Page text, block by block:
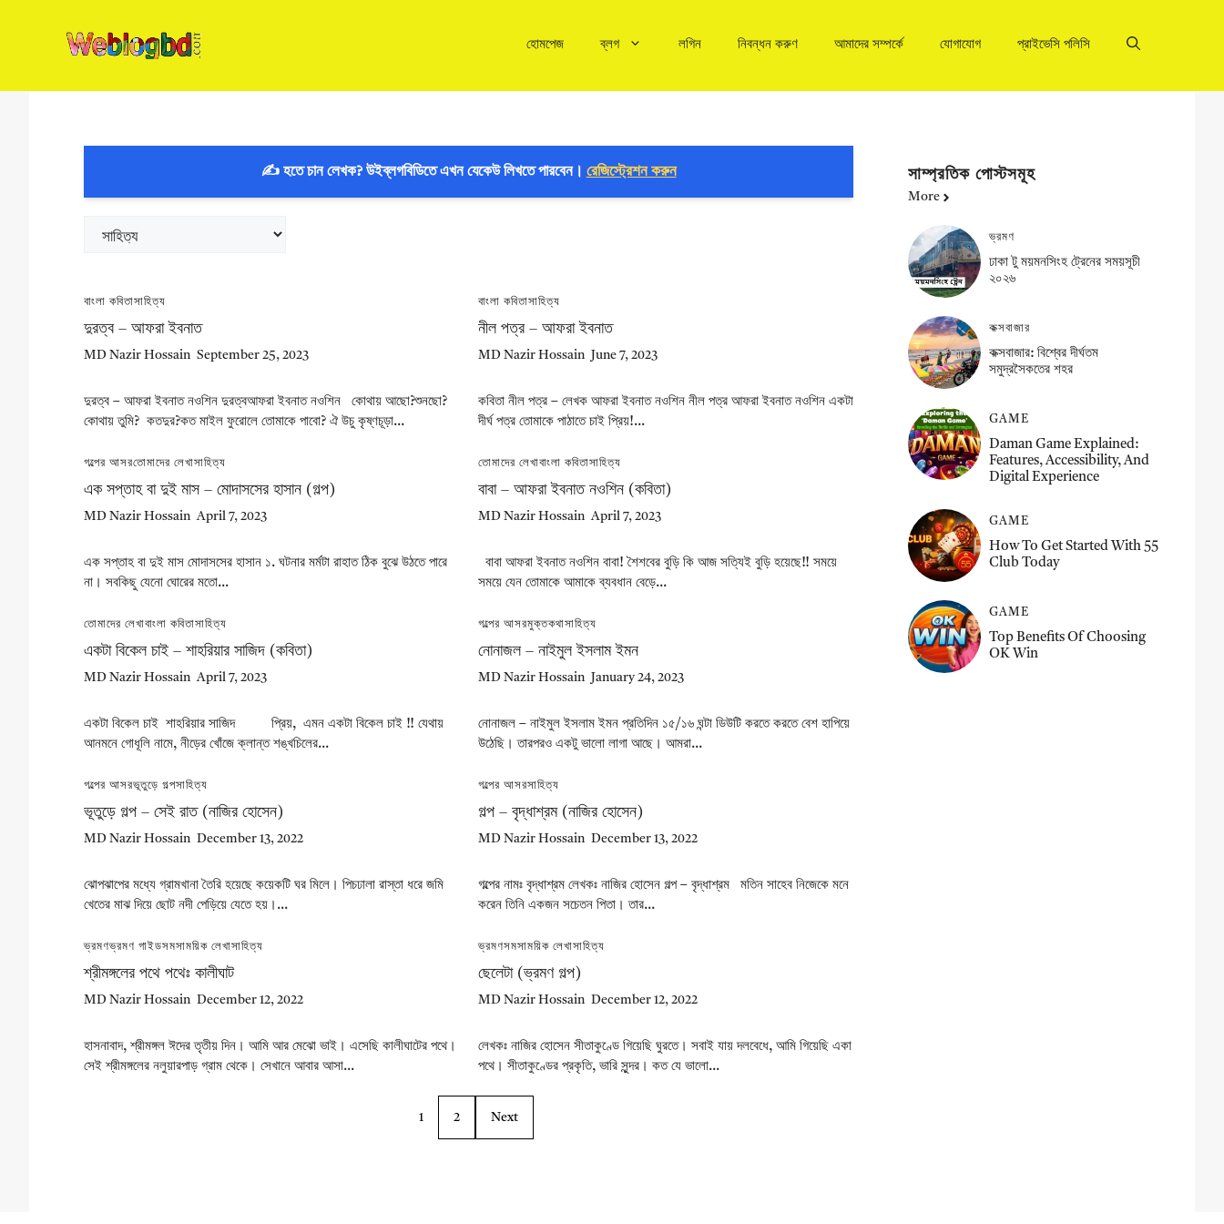
হোমপেজ ব্লগ লগিন নিবন্ধন করুণ আমাদের সম্পর্কে যোগাযোগ প্রাইভেসি পলিসি
✍️ হতে চান লেখক? উইব্লগবিডিতে এখন যেকেউ লিখতে পারবেন। রেজিস্ট্রেশন করুন
Categories
বাংলা কবিতাসাহিত্য
দুরত্ব – আফরা ইবনাত
MD Nazir Hossain September 25, 2023
দুরত্ব – আফরা ইবনাত নওশিন দুরত্বআফরা ইবনাত নওশিন কোথায় আছো?শুনছো?
কোথায় তুমি? কতদুর?কত মাইল ফুরোলে তোমাকে পাবো? ঐ উচু কৃষ্ণচূড়া...
বাংলা কবিতাসাহিত্য
নীল পত্র – আফরা ইবনাত
MD Nazir Hossain June 7, 2023
কবিতা নীল পত্র – লেখক আফরা ইবনাত নওশিন নীল পত্র আফরা ইবনাত নওশিন একটা
দীর্ঘ পত্র তোমাকে পাঠাতে চাই প্রিয়!...
গল্পের আসরতোমাদের লেখাসাহিত্য
এক সপ্তাহ বা দুই মাস – মোদাসসের হাসান (গল্প)
MD Nazir Hossain April 7, 2023
এক সপ্তাহ বা দুই মাস মোদাসসের হাসান ১. ঘটনার মর্মটা রাহাত ঠিক বুঝে উঠতে পারে
না। সবকিছু যেনো ঘোরের মতো...
তোমাদের লেখাবাংলা কবিতাসাহিত্য
বাবা – আফরা ইবনাত নওশিন (কবিতা)
MD Nazir Hossain April 7, 2023
বাবা আফরা ইবনাত নওশিন বাবা! শৈশবের বুড়ি কি আজ সত্যিই বুড়ি হয়েছে!! সময়ে
সময়ে যেন তোমাকে আমাকে ব্যবধান বেড়ে...
তোমাদের লেখাবাংলা কবিতাসাহিত্য
একটা বিকেল চাই – শাহরিয়ার সাজিদ (কবিতা)
MD Nazir Hossain April 7, 2023
একটা বিকেল চাই শাহরিয়ার সাজিদ প্রিয়, এমন একটা বিকেল চাই !! যেথায়
আনমনে গোধূলি নামে, নীড়ের খোঁজে ক্লান্ত শঙ্খচিলের...
গল্পের আসরমুক্তকথাসাহিত্য
নোনাজল – নাইমুল ইসলাম ইমন
MD Nazir Hossain January 24, 2023
নোনাজল – নাইমুল ইসলাম ইমন প্রতিদিন ১৫/১৬ ঘন্টা ডিউটি করতে করতে বেশ হাপিয়ে
উঠেছি। তারপরও একটু ভালো লাগা আছে। আমরা...
গল্পের আসরভূতুড়ে গল্পসাহিত্য
ভূতুড়ে গল্প – সেই রাত (নাজির হোসেন)
MD Nazir Hossain December 13, 2022
ঝোপঝাপের মধ্যে গ্রামখানা তৈরি হয়েছে কয়েকটি ঘর মিলে। পিচঢালা রাস্তা ধরে জমি
খেতের মাঝ দিয়ে ছোট নদী পেড়িয়ে যেতে হয়।...
গল্পের আসরসাহিত্য
গল্প – বৃদ্ধাশ্রম (নাজির হোসেন)
MD Nazir Hossain December 13, 2022
গল্পের নামঃ বৃদ্ধাশ্রম লেখকঃ নাজির হোসেন গল্প – বৃদ্ধাশ্রম মতিন সাহেব নিজেকে মনে
করেন তিনি একজন সচেতন পিতা। তার...
ভ্রমণভ্রমণ গাইডসমসাময়িক লেখাসাহিত্য
শ্রীমঙ্গলের পথে পথেঃ কালীঘাট
MD Nazir Hossain December 12, 2022
হাসনাবাদ, শ্রীমঙ্গল ঈদের তৃতীয় দিন। আমি আর মেঝো ভাই। এসেছি কালীঘাটের পথে।
সেই শ্রীমঙ্গলের নলুয়ারপাড় গ্রাম থেকে। সেখানে আবার আসা...
ভ্রমণসমসাময়িক লেখাসাহিত্য
ছেলেটা (ভ্রমণ গল্প)
MD Nazir Hossain December 12, 2022
লেখকঃ নাজির হোসেন সীতাকুণ্ডে গিয়েছি ঘুরতে। সবাই যায় দলবেধে, আমি গিয়েছি একা
পথে। সীতাকুণ্ডের প্রকৃতি, ভারি সুন্দর। কত যে ভালো...
1 2 Next
সাম্প্রতিক পোস্টসমূহ
More
ভ্রমণ
ঢাকা টু ময়মনসিংহ ট্রেনের সময়সূচী
২০২৬
কক্সবাজার
কক্সবাজার: বিশ্বের দীর্ঘতম
সমুদ্রসৈকতের শহর
GAME
Daman Game Explained:
Features, Accessibility, And
Digital Experience
GAME
How To Get Started With 55
Club Today
GAME
Top Benefits Of Choosing
OK Win